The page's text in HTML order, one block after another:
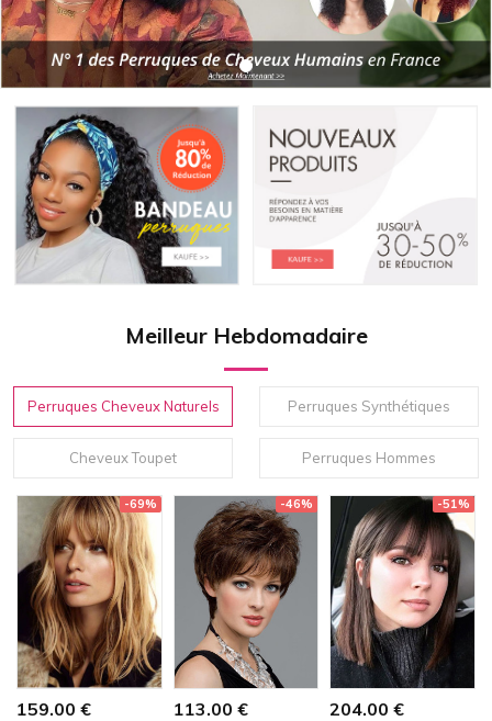
Meilleur Hebdomadaire
Perruques Cheveux Naturels Perruques Synthétiques
Cheveux Toupet Perruques Hommes
-69%
159.00 €
-46%
113.00 €
-51%
204.00 €